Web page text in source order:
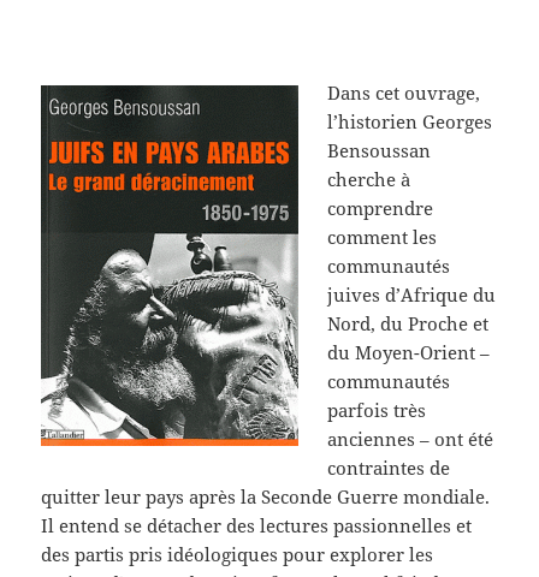
Dans cet ouvrage,
l’historien Georges
Bensoussan
cherche à
comprendre
comment les
communautés
juives d’Afrique du
Nord, du Proche et
du Moyen-Orient –
communautés
parfois très
anciennes – ont été
contraintes de
quitter leur pays après la Seconde Guerre mondiale.
Il entend se détacher des lectures passionnelles et
des partis pris idéologiques pour explorer les